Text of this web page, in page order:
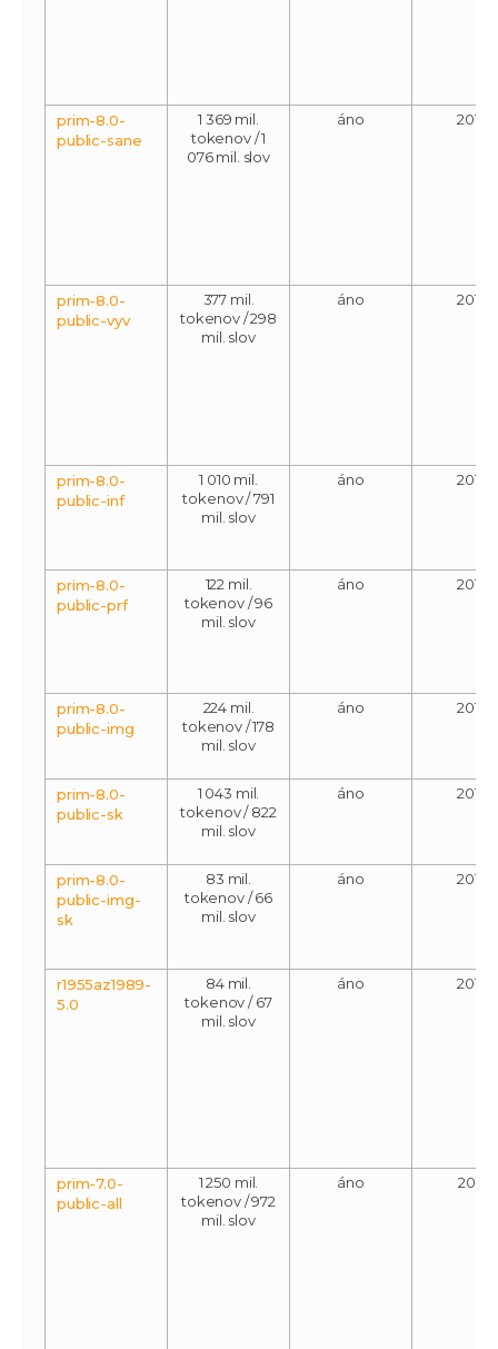
prim-8.0-
public-sane
1 369 mil.
tokenov / 1
076 mil. slov
áno 2018
prim-8.0-
public-vyv
377 mil.
tokenov / 298
mil. slov
áno 2018
prim-8.0-
public-inf
1 010 mil.
tokenov / 791
mil. slov
áno 2018
prim-8.0-
public-prf
122 mil.
tokenov / 96
mil. slov
áno 2018
prim-8.0-
public-img
224 mil.
tokenov / 178
mil. slov
áno 2018
prim-8.0-
public-sk
1 043 mil.
tokenov / 822
mil. slov
áno 2018
prim-8.0-
public-img-
sk
83 mil.
tokenov / 66
mil. slov
áno 2018
r1955az1989-
5.0
84 mil.
tokenov / 67
mil. slov
áno 2018
prim-7.0-
public-all
1 250 mil.
tokenov / 972
mil. slov
áno 2015